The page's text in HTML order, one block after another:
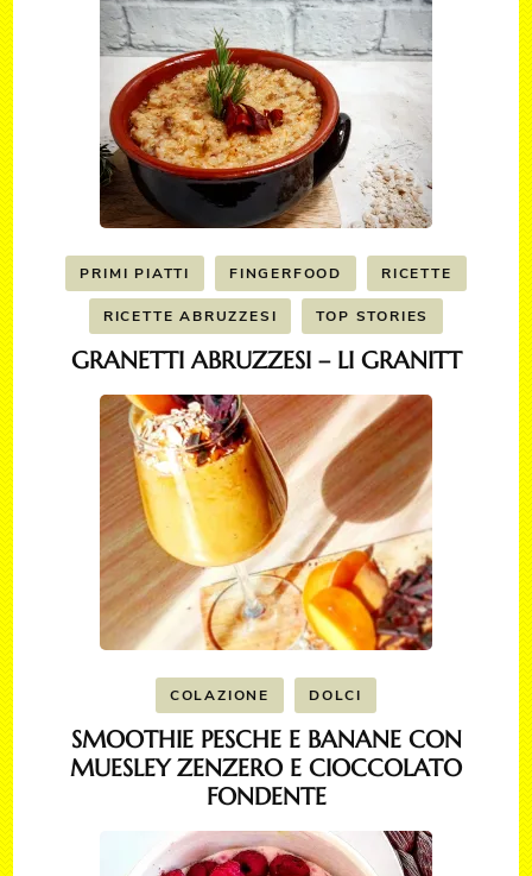
PRIMI PIATTI FINGERFOOD RICETTE
RICETTE ABRUZZESI TOP STORIES
GRANETTI ABRUZZESI – LI GRANITT
COLAZIONE DOLCI
SMOOTHIE PESCHE E BANANE CON
MUESLEY ZENZERO E CIOCCOLATO
FONDENTE